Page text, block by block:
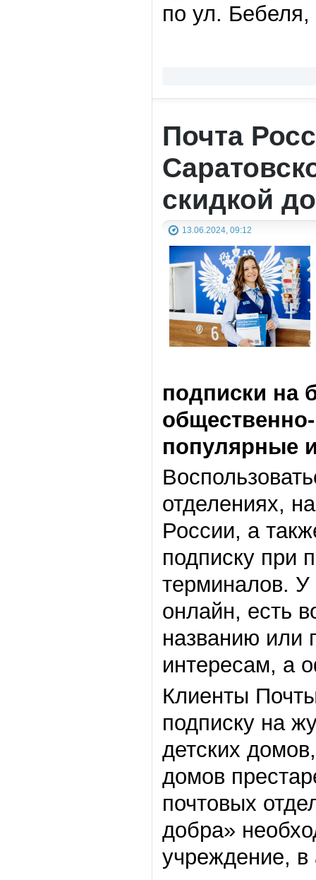
по ул.
Почта
скидкой
13.06.2024, 09:12
подписки на
популярные
отделениях,
России, а
подписку при
терминалов. У
онлайн, есть
названию или
интересам, а
Клиенты
подписку на
детских
домов
почтовых
добра»
учреждение, в